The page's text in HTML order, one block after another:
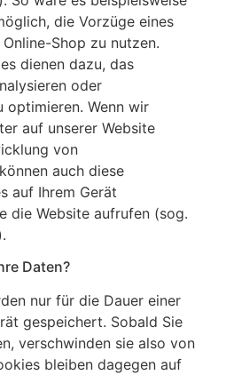
die Vorzüge eines
Shop zu nutzen.
dienen dazu, das
oder
optimieren. Wenn wir
auf unserer Website
von
auch diese
auf Ihrem Gerät
die Website aufrufen (sog.
Daten?
nur für die Dauer einer
gespeichert. Sobald Sie
verschwinden sie also von
bleiben dagegen auf